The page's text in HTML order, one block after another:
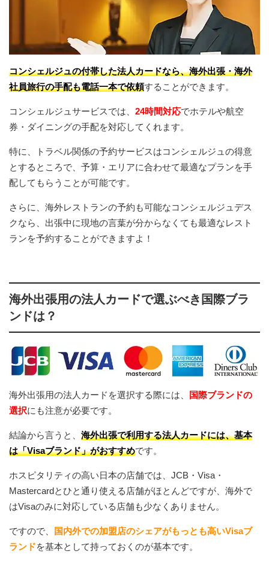
コンシェルジュの付帯した法人カードなら、海外出張・海外
社員旅行の手配も電話一本で依頼することができます。
コンシェルジュサービスでは、 24時間対応でホテルや航空
券・ダイニングの手配を対応してくれます。
特に、トラベル関係の予約サービスはコンシェルジュの得意
とするところで、予算・エリアに合わせて最適なプランを手
配してもらうことが可能です。
さらに、海外レストランの予約も可能なコンシェルジュデス
クなら、出張中に現地の言葉が分からなくても最適なレスト
ランを予約することができますよ！
海外出張用の法人カードで選ぶべき国際ブラ
ンドは？
海外出張用の法人カードを選択する際には、
国際ブランドの
選択にも注意が必要です。
結論から言うと、 海外出張で利用する法人カードには、基本
は「Visaブランド」がおすすめです。
ホスピタリティの高い日本の店舗では、JCB・Visa・
Mastercardとひと通り使える店舗がほとんどですが、海外で
はVisaのみに対応している店舗も少なくありません。
ですので、
国内外での加盟店のシェアがもっとも高いVisaブ
ランドを基本として持っておくのが基本です。